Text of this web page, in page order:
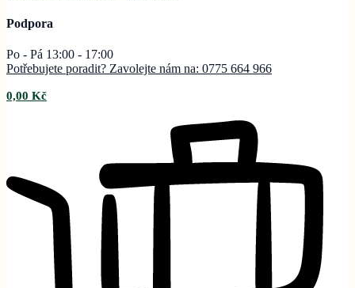
Podpora
Po - Pá 13:00 - 17:00
Potřebujete poradit? Zavolejte nám na: 0775 664 966
0,00 Kč